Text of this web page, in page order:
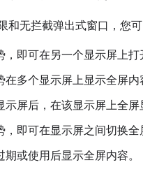
和无拦截弹出式窗口，您
，即可在另一个显示屏上打
多个显示屏上显示全屏内
示屏后，在该显示屏上全屏
，即可在显示屏之间切换全
或使用后显示全屏内容。